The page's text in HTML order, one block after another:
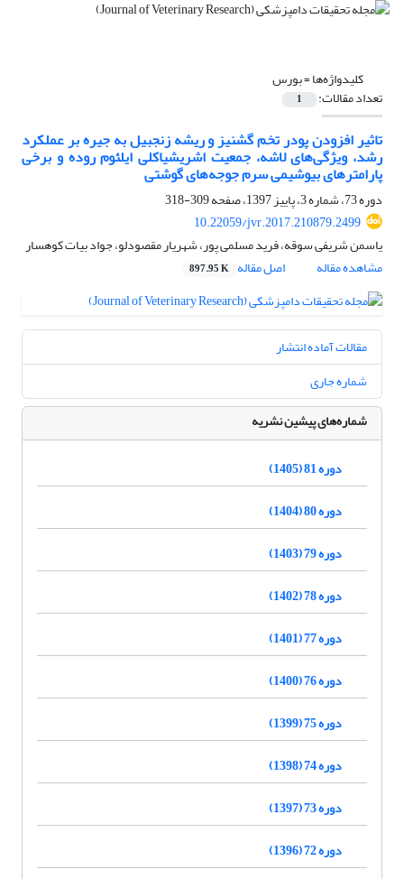
کلیدواژه‌ها =بورس
تعداد مقالات: 1
تاثیر افزودن پودر تخم گشنیز و ریشه زنجبیل به جیره بر عملکرد
رشد، ویژگی‌های لاشه، جمعیت اشریشیاکلی ایلئوم روده و برخی
پارامترهای بیوشیمی سرم جوجه‌های گوشتی
دوره 73، شماره 3، پاییز 1397، صفحه
309-318
10.22059/jvr.2017.210879.2499
یاسمن شریفی سوقه، فرید مسلمی پور، شهریار مقصودلو، جواد بیات کوهسار
مشاهده مقاله
اصل مقاله 897.95 K
مقالات آماده انتشار
شماره جاری
شماره‌های پیشین نشریه
دوره 81 (1405)
دوره 80 (1404)
دوره 79 (1403)
دوره 78 (1402)
دوره 77 (1401)
دوره 76 (1400)
دوره 75 (1399)
دوره 74 (1398)
دوره 73 (1397)
دوره 72 (1396)